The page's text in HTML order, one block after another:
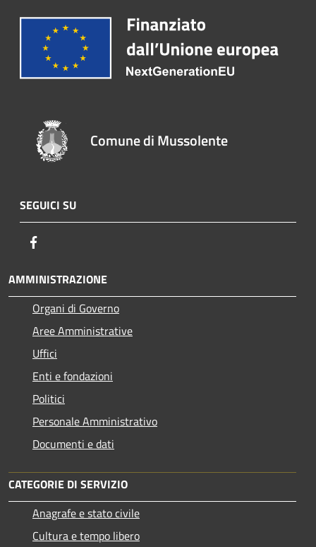
Comune di Mussolente
SEGUICI SU
AMMINISTRAZIONE
Organi di Governo
Aree Amministrative
Uffici
Enti e fondazioni
Politici
Personale Amministrativo
Documenti e dati
CATEGORIE DI SERVIZIO
Anagrafe e stato civile
Cultura e tempo libero